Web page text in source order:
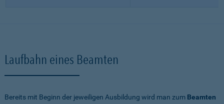
Laufbahn eines Beamten
Bereits mit Beginn der jeweiligen Ausbildung wird man zum Beamten